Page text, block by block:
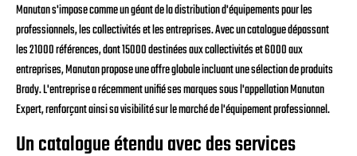
Manutan s'impose comme un géant de la distribution d'équipements pour les
professionnels, les collectivités et les entreprises. Avec un catalogue dépassant
les 21000 références, dont 15000 destinées aux collectivités et 6000 aux
entreprises, Manutan propose une offre globale incluant une sélection de produits
Brady. L'entreprise a récemment unifié ses marques sous l'appellation Manutan
Expert, renforçant ainsi sa visibilité sur le marché de l'équipement professionnel.
Un catalogue étendu avec des services